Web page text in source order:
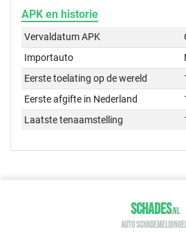
APK en historie
Vervaldatum APK
Importauto
Eerste toelating op de wereld
Eerste afgifte in Nederland
Laatste tenaamstelling
SCHADES.NL
AUTO